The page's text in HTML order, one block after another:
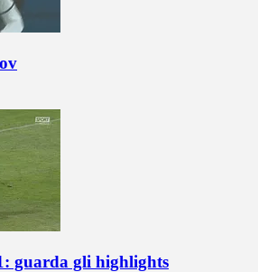
guarda gli highlights